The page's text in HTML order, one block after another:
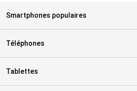
Smartphones populaires
Téléphones
Tablettes